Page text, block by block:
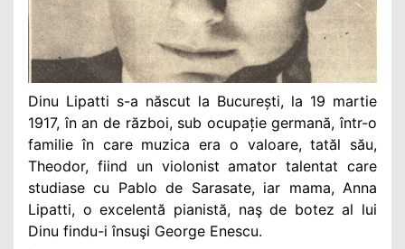
Dinu Lipatti s-a născut la București, la 19 martie
1917, în an de război, sub ocupație germană, într-o
familie în care muzica era o valoare, tatăl său,
Theodor, fiind un violonist amator talentat care
studiase cu Pablo de Sarasate, iar mama, Anna
Lipatti, o excelentă pianistă, naş de botez al lui
Dinu findu-i însuşi George Enescu.